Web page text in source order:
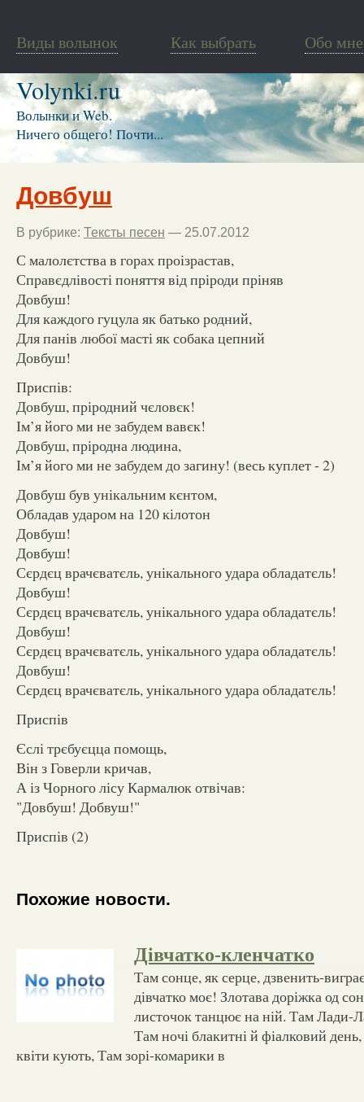
Виды волынок Как выбрать Обо мне
Volynki.ru
Волынки и Web.
Ничего общего! Почти...
Довбуш
В рубрике: Тексты песен — 25.07.2012
С малолєтства в горах проізрастав,
Справєдлівості поняття від пріроди пріняв
Довбуш!
Для каждого гуцула як батько родний,
Для панів любої масті як собака цепний
Довбуш!
Приспів:
Довбуш, пріродний чєловєк!
Ім’я його ми не забудем вавєк!
Довбуш, пріродна людина,
Ім’я його ми не забудем до загину! (весь куплет - 2)
Довбуш був унікальним кєнтом,
Обладав ударом на 120 кілотон
Довбуш!
Довбуш!
Сєрдєц врачєватєль, унікального удара обладатєль!
Довбуш!
Сєрдєц врачєватєль, унікального удара обладатєль!
Довбуш!
Сєрдєц врачєватєль, унікального удара обладатєль!
Довбуш!
Сєрдєц врачєватєль, унікального удара обладатєль!
Приспів
Єслі трєбуєцца помощь,
Він з Говерли кричав,
А із Чорного лісу Кармалюк отвічав:
"Довбуш! Добвуш!"
Приспів (2)
Похожие новости.
Дівчатко-кленчатко
Там сонце, як серце, дзвенить-
дівчатко моє! Злотава доріжка од
листочок танцює на ній. Там Лади-
Там ночі блакитні й фіалковий
квіти кують, Там зорі-комарики в